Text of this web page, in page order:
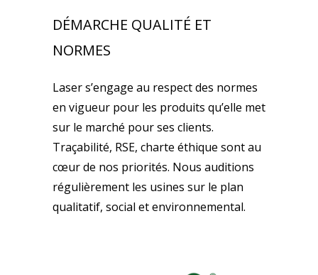
DÉMARCHE QUALITÉ ET
NORMES
Laser s’engage au respect des normes
en vigueur pour les produits qu’elle met
sur le marché pour ses clients.
Traçabilité, RSE, charte éthique sont au
cœur de nos priorités. Nous auditions
régulièrement les usines sur le plan
qualitatif, social et environnemental.